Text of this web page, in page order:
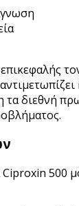
τα διεθνή
500